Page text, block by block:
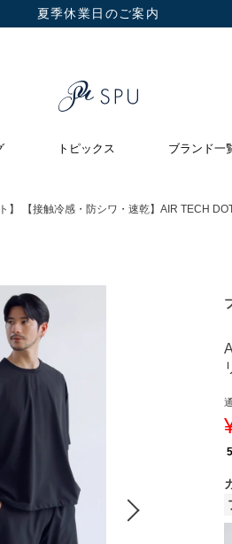
夏季休業日のご案内
トピックス ブランド一
】 【接触冷感・防シワ・速乾】AIR TECH